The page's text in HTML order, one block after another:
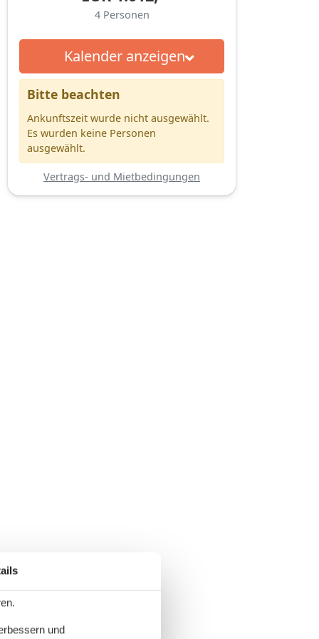
4 Personen
Kalender anzeigen
Bitte beachten
Ankunftszeit wurde nicht ausgewählt.
Es wurden keine Personen
ausgewählt.
Vertrags- und Mietbedingungen
und